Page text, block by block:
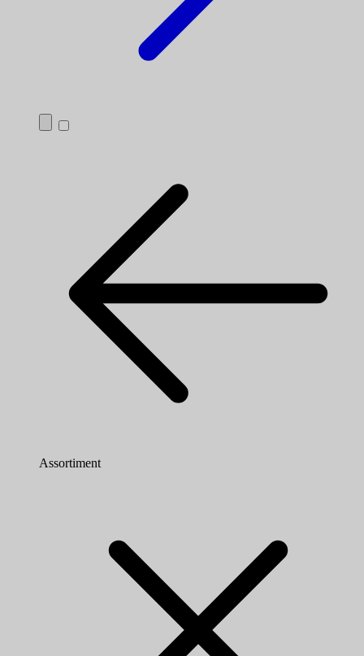
Assortiment